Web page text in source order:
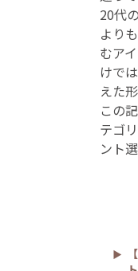
20代
より
むア
けで
えた
この
テゴ
ント